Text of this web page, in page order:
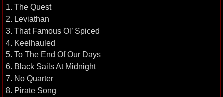
1. The Quest
2. Leviathan
3. That Famous Ol’ Spiced
4. Keelhauled
5. To The End Of Our Days
6. Black Sails At Midnight
7. No Quarter
8. Pirate Song